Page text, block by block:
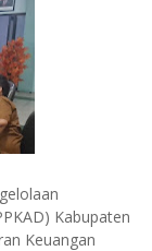
Kabupaten
Keuangan